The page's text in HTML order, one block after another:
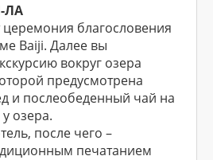
ЛА
церемония благословения
Baiji. Далее вы
вокруг озера
предусмотрена
и послеобеденный чай на
озера.
после чего –
печатанием